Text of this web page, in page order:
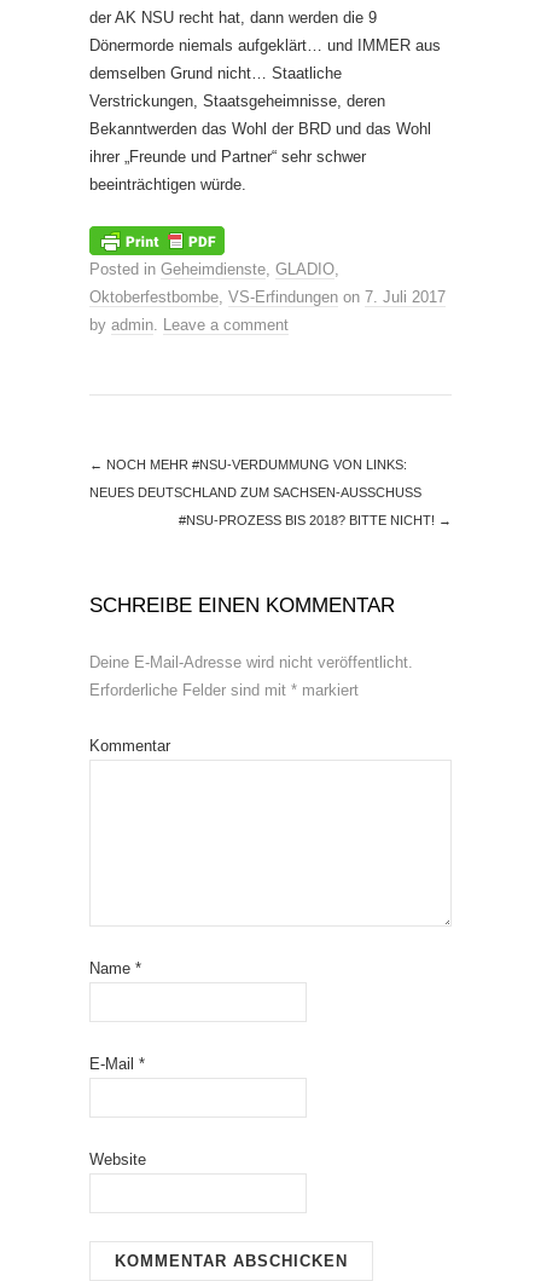
der AK NSU recht hat, dann werden die 9
Dönermorde niemals aufgeklärt… und IMMER aus
demselben Grund nicht… Staatliche
Verstrickungen, Staatsgeheimnisse, deren
Bekanntwerden das Wohl der BRD und das Wohl
ihrer „Freunde und Partner“ sehr schwer
beeinträchtigen würde.
Posted in Geheimdienste, GLADIO,
Oktoberfestbombe, VS-Erfindungen on 7. Juli 2017
by admin. Leave a comment
← NOCH MEHR #NSU-VERDUMMUNG VON LINKS:
NEUES DEUTSCHLAND ZUM SACHSEN-AUSSCHUSS
#NSU-PROZESS BIS 2018? BITTE NICHT! →
SCHREIBE EINEN KOMMENTAR
Deine E-Mail-Adresse wird nicht veröffentlicht.
Erforderliche Felder sind mit * markiert
Kommentar
Name *
E-Mail *
Website